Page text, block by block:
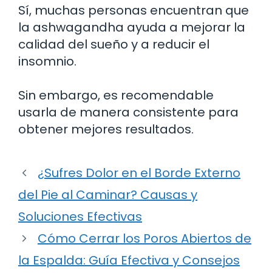
Sí, muchas personas encuentran que
la ashwagandha ayuda a mejorar la
calidad del sueño y a reducir el
insomnio.
Sin embargo, es recomendable
usarla de manera consistente para
obtener mejores resultados.
¿Sufres Dolor en el Borde Externo
del Pie al Caminar? Causas y
Soluciones Efectivas
Cómo Cerrar los Poros Abiertos de
la Espalda: Guía Efectiva y Consejos